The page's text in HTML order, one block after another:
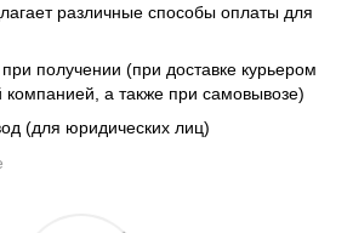
различные способы оплаты для
получении (при доставке курьером
компанией, а также при самовывозе)
(для юридических лиц)